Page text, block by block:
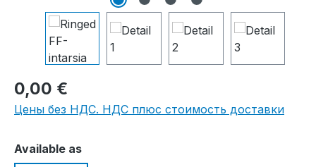
0,00 €
Цены без НДС. НДС плюс стоимость доставки
Выберите
Available as